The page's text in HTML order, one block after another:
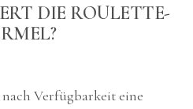
DIE ROULETTE-
Verfügbarkeit eine